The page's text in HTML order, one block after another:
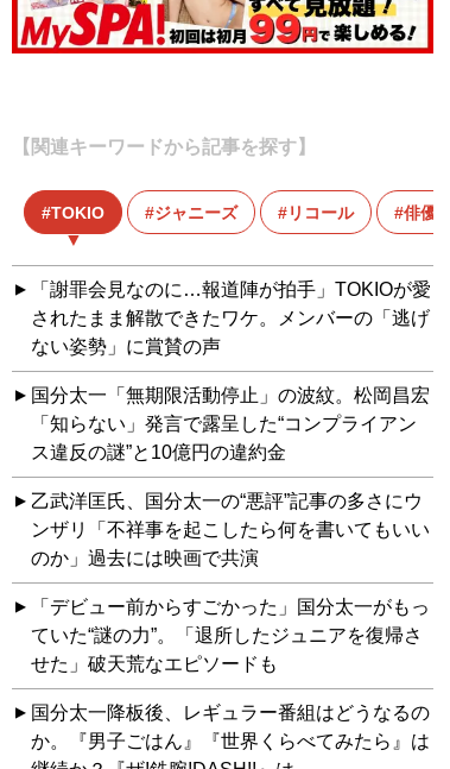
【関連キーワードから記事を探す】
TOKIO ジャニーズ リコール 俳優
「謝罪会見なのに…報道陣が拍手」TOKIOが愛
されたまま解散できたワケ。メンバーの「逃げ
ない姿勢」に賞賛の声
国分太一「無期限活動停止」の波紋。松岡昌宏
「知らない」発言で露呈した“コンプライアン
ス違反の謎”と10億円の違約金
乙武洋匡氏、国分太一の“悪評”記事の多さにウ
ンザリ「不祥事を起こしたら何を書いてもいい
のか」過去には映画で共演
「デビュー前からすごかった」国分太一がもっ
ていた“謎の力”。「退所したジュニアを復帰さ
せた」破天荒なエピソードも
国分太一降板後、レギュラー番組はどうなるの
か。『男子ごはん』『世界くらべてみたら』は